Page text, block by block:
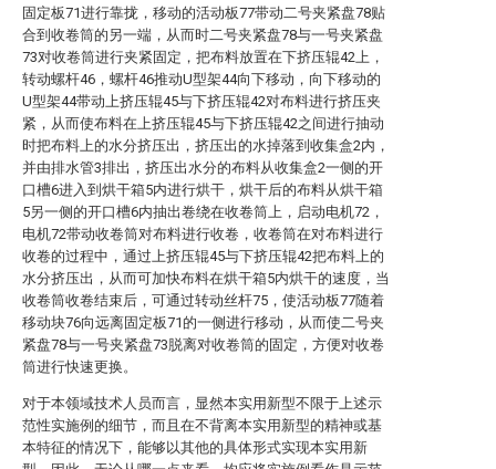
固定板71进行靠拢，移动的活动板77带动二号夹紧盘78贴
合到收卷筒的另一端，从而时二号夹紧盘78与一号夹紧盘
73对收卷筒进行夹紧固定，把布料放置在下挤压辊42上，
转动螺杆46，螺杆46推动U型架44向下移动，向下移动的
U型架44带动上挤压辊45与下挤压辊42对布料进行挤压夹
紧，从而使布料在上挤压辊45与下挤压辊42之间进行抽动
时把布料上的水分挤压出，挤压出的水掉落到收集盒2内，
并由排水管3排出，挤压出水分的布料从收集盒2一侧的开
口槽6进入到烘干箱5内进行烘干，烘干后的布料从烘干箱
5另一侧的开口槽6内抽出卷绕在收卷筒上，启动电机72，
电机72带动收卷筒对布料进行收卷，收卷筒在对布料进行
收卷的过程中，通过上挤压辊45与下挤压辊42把布料上的
水分挤压出，从而可加快布料在烘干箱5内烘干的速度，当
收卷筒收卷结束后，可通过转动丝杆75，使活动板77随着
移动块76向远离固定板71的一侧进行移动，从而使二号夹
紧盘78与一号夹紧盘73脱离对收卷筒的固定，方便对收卷
筒进行快速更换。
对于本领域技术人员而言，显然本实用新型不限于上述示
范性实施例的细节，而且在不背离本实用新型的精神或基
本特征的情况下，能够以其他的具体形式实现本实用新